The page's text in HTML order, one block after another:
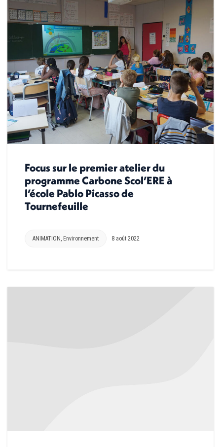
Focus sur le premier atelier du
programme Carbone Scol’ERE à
l’école Pablo Picasso de
Tournefeuille
ANIMATION , Environnement 8 août 2022